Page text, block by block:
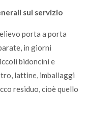
sul servizio
porta a porta
in giorni
bidoncini e
lattine, imballaggi
residuo, cioè quello